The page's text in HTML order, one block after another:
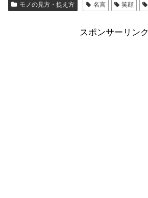
モノの見方・捉え方 名言 笑顔
スポンサーリンク